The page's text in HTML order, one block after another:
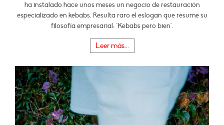
ha instalado hace unos meses un negocio de restauración
especializado en kebabs. Resulta raro el eslogan que resume su
filosofía empresarial: "Kebabs pero bien".
Leer más...